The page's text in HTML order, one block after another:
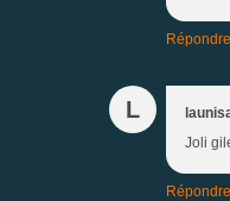
Répondre
L
Joli
Répondre